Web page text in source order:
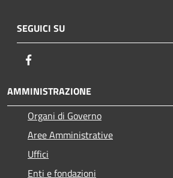
SEGUICI SU
AMMINISTRAZIONE
Organi di Governo
Aree Amministrative
Uffici
Enti e fondazioni